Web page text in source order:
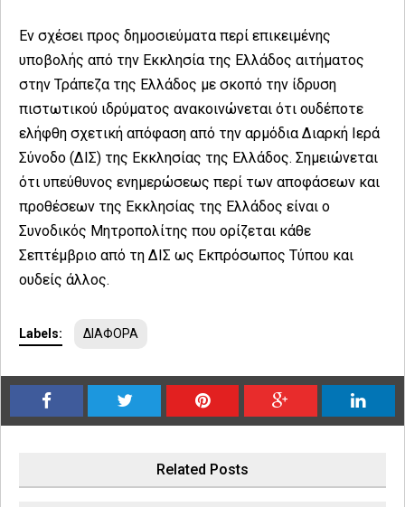
Εν σχέσει προς δημοσιεύματα περί επικειμένης
υποβολής από την Εκκλησία της Ελλάδος αιτήματος
στην Τράπεζα της Ελλάδος με σκοπό την ίδρυση
πιστωτικού ιδρύματος ανακοινώνεται ότι ουδέποτε
ελήφθη σχετική απόφαση από την αρμόδια Διαρκή Ιερά
Σύνοδο (ΔΙΣ) της Εκκλησίας της Ελλάδος. Σημειώνεται
ότι υπεύθυνος ενημερώσεως περί των αποφάσεων και
προθέσεων της Εκκλησίας της Ελλάδος είναι ο
Συνοδικός Μητροπολίτης που ορίζεται κάθε
Σεπτέμβριο από τη ΔΙΣ ως Εκπρόσωπος Τύπου και
ουδείς άλλος.
Labels: ΔΙΑΦΟΡΑ
Related Posts